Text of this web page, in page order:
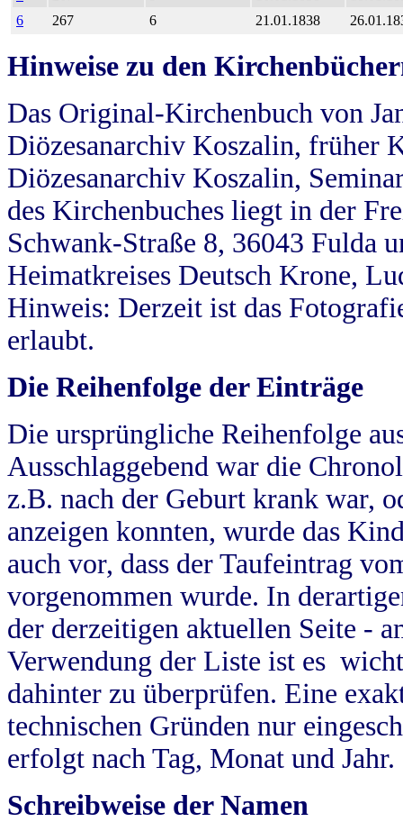
6
267 6 21.01.1838
Hinweise zu den
Das Original-Kirchenbuch von
Diözesanarchiv Koszalin, früher
Diözesanarchiv Koszalin,
des Kirchenbuches liegt in der
Schwank-Straße 8, 36043 Fulda
Heimatkreises Deutsch Krone,
Hinweis: Derzeit ist das
erlaubt.
Die Reihenfolge der Einträge
Die ursprüngliche Reihenfolge
Ausschlaggebend war die
z.B. nach der Geburt krank war,
anzeigen konnten, wurde das
auch vor, dass der Taufeintrag
vorgenommen wurde. In
der derzeitigen aktuellen Seite -
Verwendung der Liste ist es
dahinter zu überprüfen. Eine
technischen Gründen nur
erfolgt nach Tag, Monat und Jahr.
Schreibweise der Namen